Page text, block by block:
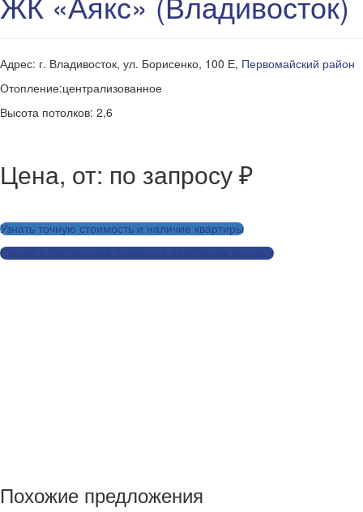
Адрес: г. Владивосток, ул. Борисенко, 100 Е, Первомайский район
Отопление:централизованное
Высота потолков: 2,6
Цена, от: по запросу ₽
Узнать точную стоимость и наличие квартиры
Расчёт и бесплатная помощь в одобрении ипотеки
Похожие предложения